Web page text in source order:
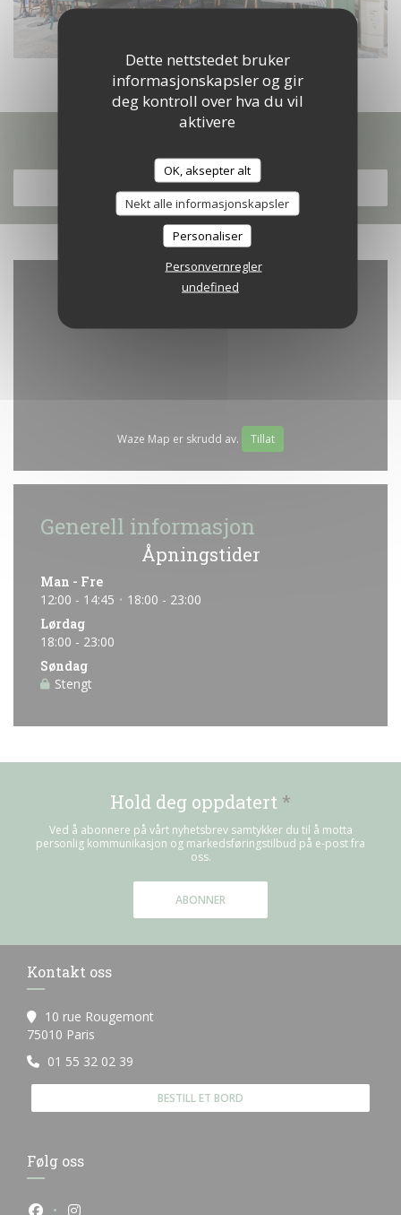
Dette nettstedet bruker
informasjonskapsler og gir
deg kontroll over hva du vil
aktivere
OK, aksepter alt
Nekt alle informasjonskapsler
Personaliser
Personvernregler
undefined
OPPDAG VÅR MENY
Waze Map er skrudd av. Tillat
Generell informasjon
Åpningstider
Man - Fre
12:00 - 14:45 • 18:00 - 23:00
Lørdag
18:00 - 23:00
Søndag
Stengt
Hold deg oppdatert *
Ved å abonnere på vårt nyhetsbrev samtykker du til å motta
personlig kommunikasjon og markedsføringstilbud på e-post fra
oss.
ABONNER
Kontakt oss
10 rue Rougemont
75010 Paris
01 55 32 02 39
BESTILL ET BORD
Følg oss